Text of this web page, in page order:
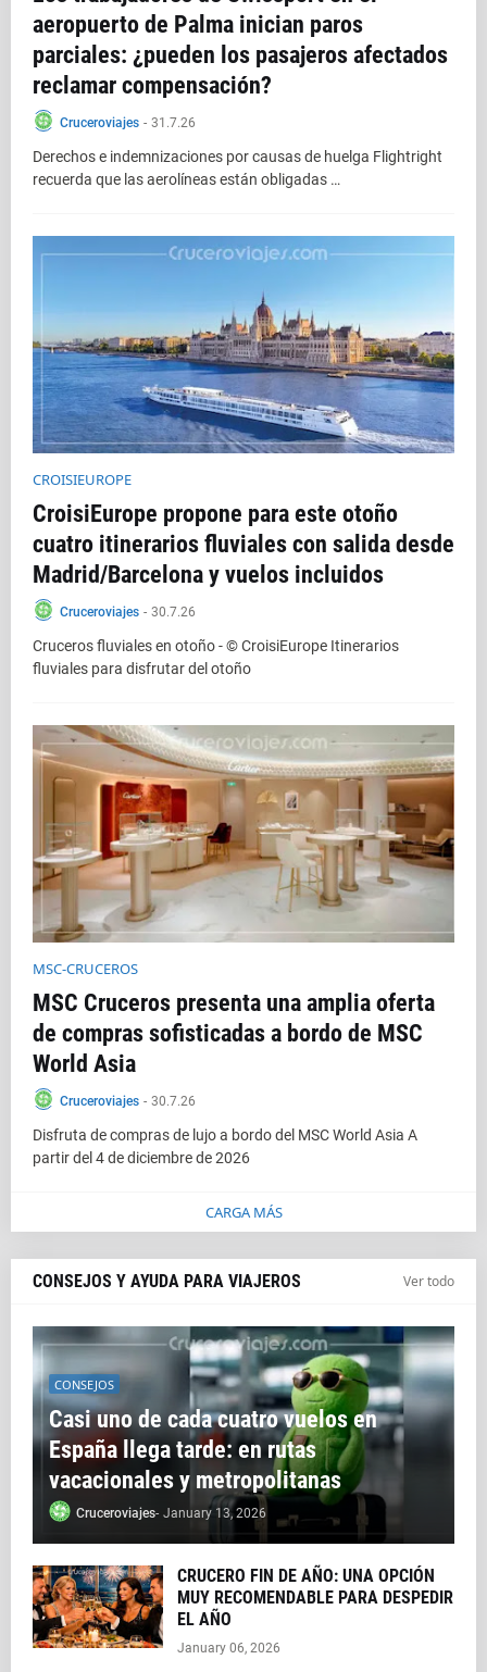
aeropuerto de Palma inician paros
parciales: ¿pueden los pasajeros afectados
reclamar compensación?
Cruceroviajes - 31.7.26
Derechos e indemnizaciones por causas de huelga Flightright
recuerda que las aerolíneas están obligadas …
CROISIEUROPE
CroisiEurope propone para este otoño
cuatro itinerarios fluviales con salida desde
Madrid/Barcelona y vuelos incluidos
Cruceroviajes - 30.7.26
Cruceros fluviales en otoño - © CroisiEurope Itinerarios
fluviales para disfrutar del otoño
MSC-CRUCEROS
MSC Cruceros presenta una amplia oferta
de compras sofisticadas a bordo de MSC
World Asia
Cruceroviajes - 30.7.26
Disfruta de compras de lujo a bordo del MSC World Asia A
partir del 4 de diciembre de 2026
CARGA MÁS
CONSEJOS Y AYUDA PARA VIAJEROS Ver todo
CONSEJOS
Casi uno de cada cuatro vuelos en
España llega tarde: en rutas
vacacionales y metropolitanas
Cruceroviajes- January 13, 2026
CRUCERO FIN DE AÑO: UNA OPCIÓN
MUY RECOMENDABLE PARA DESPEDIR
EL AÑO
January 06, 2026